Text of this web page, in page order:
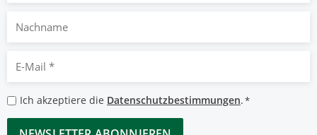
Nachname
Mail
*
Datenschutzbestimmungen
*
Ich akzeptiere die Datenschutzbestimmungen.*
CAPTCHA